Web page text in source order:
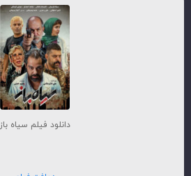
دانلود فیلم سیاه باز